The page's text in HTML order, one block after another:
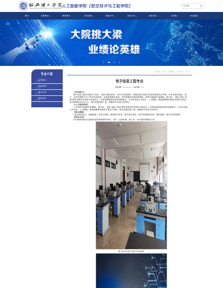
首页 学院概况 教育教学 学术科研 党建工作 团学工作 招生就业 AI先锋 社会服务
专业介绍
学院简介
组织机构
专业介绍
师资队伍
首页
电子信息工程专业
发布日期：2026-04-02点击次数：165
【专业简介】
电子信息工程专业融合了电子、信息与通信技术，专注于信息获取、处理及电子设备与信息系统的设计开发。本专业依托通信、电
子、信号处理等十余个现代化实验室，全面支撑教学实践、学科竞赛及科研创新需求。培养方案强调“厚基础、宽口径”，通过“理论+实
践”模式培养学生的电子设备设计、信息系统集成及研发创新能力。毕业生在嵌入式开发、人工智能、集成电路等领域就业竞争力突出，
就业率稳定在90%以上，职业发展前景广阔，薪酬水平位居工科前列。
【人才培养目标】
人才培养方案强调“厚基础、宽口径”，通过“理论+实践”模式培养学生的电子设备设计、信息系统集成及研发创新能力。毕业生在嵌
入式开发、人工智能、集成电路等领域就业竞争力突出，职业发展前景广阔，薪酬水平位居工科前列。
【核心课程】
C语言程序设计、电路原理、信号与系统、模拟电子技术、数字电子技术、单片机原理及应用、通信原理、数字信号处理等。
【就业方向】
可从事各类电子设备和信息系统的软件开发、测试、信息处理、嵌入式、EDA技术等相关工作。
图1 电子信息工程专业实验室